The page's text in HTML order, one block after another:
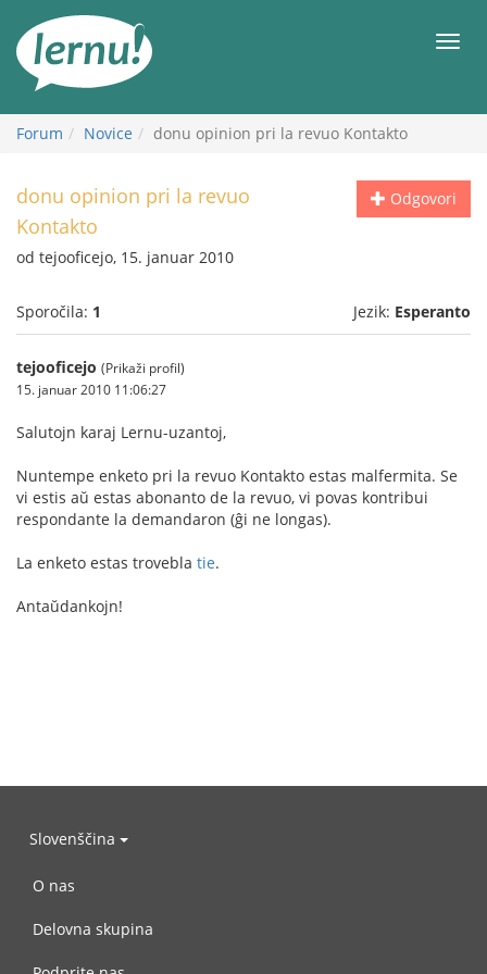
vsebini
Meni
Forum Novice donu opinion pri la revuo Kontakto
Odgovori
donu opinion pri la revuo
Kontakto
od tejooficejo, 15. januar 2010
Sporočila: 1 Jezik: Esperanto
tejooficejo (Prikaži profil)
15. januar 2010 11:06:27
Salutojn karaj Lernu-uzantoj,
Nuntempe enketo pri la revuo Kontakto estas malfermita. Se
vi estis aŭ estas abonanto de la revuo, vi povas kontribui
respondante la demandaron (ĝi ne longas).
La enketo estas trovebla tie.
Antaŭdankojn!
Slovenščina
O nas
Delovna skupina